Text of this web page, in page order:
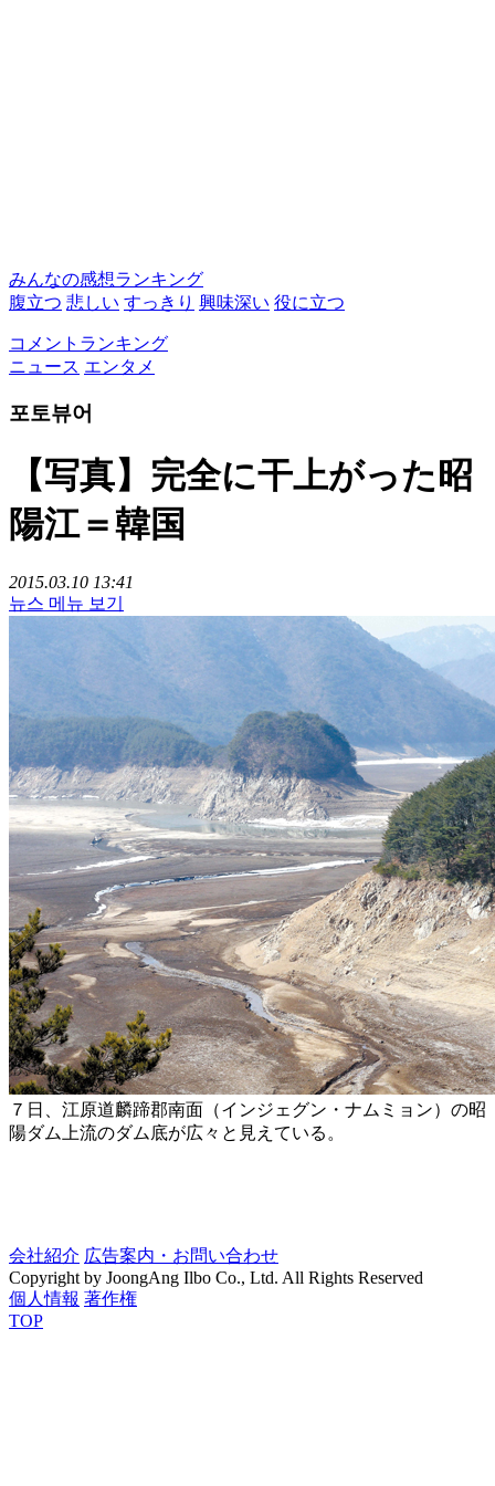
みんなの感想ランキング
腹立つ 悲しい すっきり 興味深い 役に立つ
コメントランキング
ニュース エンタメ
포토뷰어
【写真】完全に干上がった昭
陽江＝韓国
2015.03.10 13:41
뉴스 메뉴 보기
７日、江原道麟蹄郡南面（インジェグン・ナムミョン）の昭
陽ダム上流のダム底が広々と見えている。
会社紹介 広告案内・お問い合わせ
Copyright by JoongAng Ilbo Co., Ltd. All Rights Reserved
個人情報 著作権
TOP